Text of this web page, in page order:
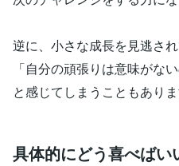
逆に、小さな成長を見逃され
「自分の頑張りは意味がな
と感じてしまうこともありま
具体的にどう喜べばい